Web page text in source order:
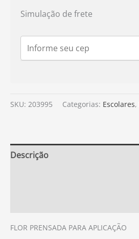
Simulação de frete
SKU: 203995 Categorias: Escolares,
Descrição
FLOR PRENSADA PARA APLICAÇÃO